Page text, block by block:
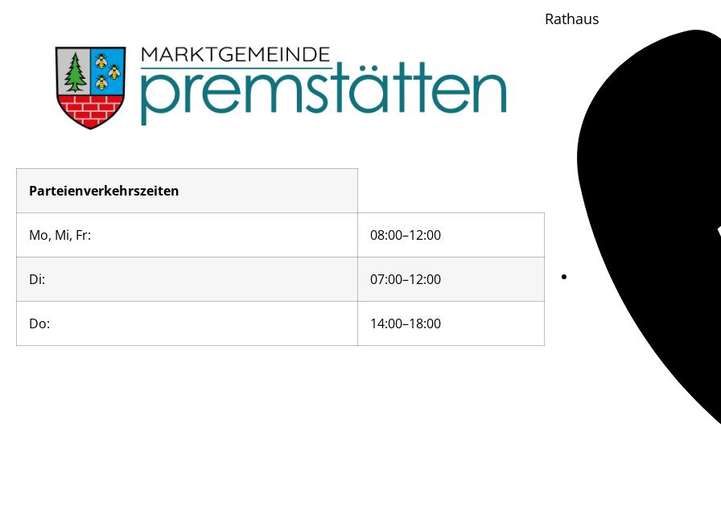
Parteienverkehrszeiten
Mo, Mi, Fr: 08:00–12:00
Di: 07:00–12:00
Do: 14:00–18:00
Rathaus